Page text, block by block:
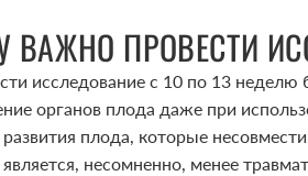
ВАЖНО ПРОВЕСТИ
исследование с 10 по 13
органов плода даже при
плода, которые
является, несомненно, менее